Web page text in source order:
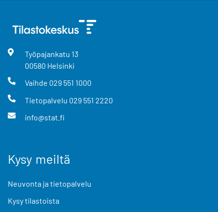
Työpajankatu 13
00580 Helsinki
Vaihde 029 551 1000
Tietopalvelu 029 551 2220
info@stat.fi
Kysy meiltä
Neuvonta ja tietopalvelu
Kysy tilastoista